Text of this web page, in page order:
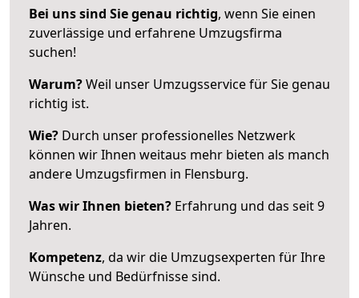
Bei uns sind Sie genau richtig, wenn Sie einen
zuverlässige und erfahrene Umzugsfirma
suchen!
Warum?Weil unser Umzugsservice für Sie genau
richtig ist.
Wie? Durch unser professionelles Netzwerk
können wir Ihnen weitaus mehr bieten als manch
andere Umzugsfirmen in Flensburg.
Was wir Ihnen bieten? Erfahrung und das seit 9
Jahren.
Kompetenz, da wir die Umzugsexperten für Ihre
Wünsche und Bedürfnisse sind.